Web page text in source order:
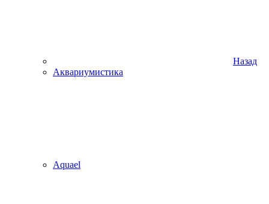
Назад
Аквариумистика
Aquael